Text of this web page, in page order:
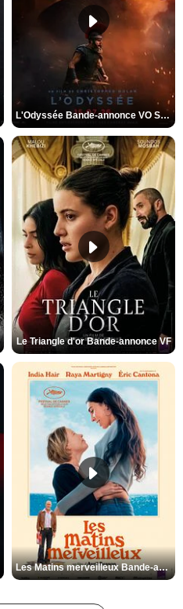
L'Odyssée Bande-annonce VO STFR
Le Triangle d'or Bande-annonce VF
Les Matins merveilleux Bande-annonce VF